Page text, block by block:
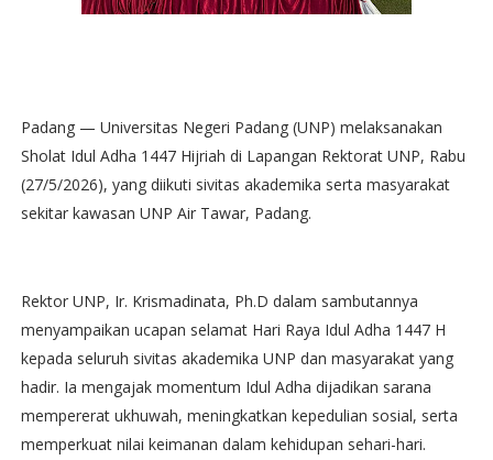
Padang — Universitas Negeri Padang (UNP) melaksanakan
Sholat Idul Adha 1447 Hijriah di Lapangan Rektorat UNP, Rabu
(27/5/2026), yang diikuti sivitas akademika serta masyarakat
sekitar kawasan UNP Air Tawar, Padang.
Rektor UNP, Ir. Krismadinata, Ph.D dalam sambutannya
menyampaikan ucapan selamat Hari Raya Idul Adha 1447 H
kepada seluruh sivitas akademika UNP dan masyarakat yang
hadir. Ia mengajak momentum Idul Adha dijadikan sarana
mempererat ukhuwah, meningkatkan kepedulian sosial, serta
memperkuat nilai keimanan dalam kehidupan sehari-hari.